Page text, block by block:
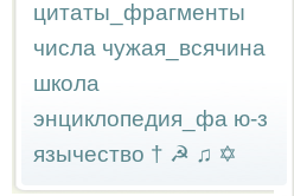
цитаты_фрагменты
числа чужая_всячина
школа
энциклопедия_фа ю-з
язычество † ☭ ♫ ✡